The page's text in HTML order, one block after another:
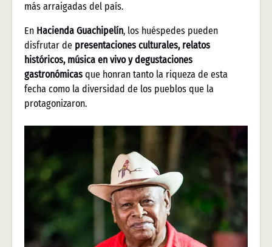
más arraigadas del país.
En Hacienda Guachipelín, los huéspedes pueden
disfrutar de presentaciones culturales, relatos
históricos, música en vivo y degustaciones
gastronómicas que honran tanto la riqueza de esta
fecha como la diversidad de los pueblos que la
protagonizaron.